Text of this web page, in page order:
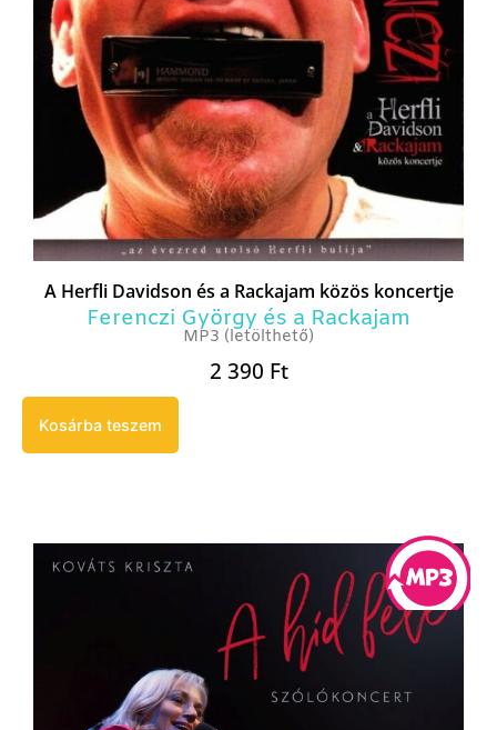
A Herfli Davidson és a Rackajam közös koncertje
Ferenczi György és a Rackajam
MP3 (letölthető)
2 390 Ft
Kosárba teszem